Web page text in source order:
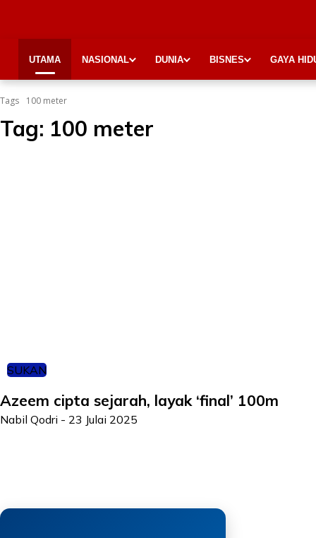
UTAMA NASIONAL DUNIA BISNES GAYA
Tags 100 meter
Tag: 100 meter
SUKAN
Azeem cipta sejarah, layak ‘final’ 100m
Nabil Qodri - 23 Julai 2025